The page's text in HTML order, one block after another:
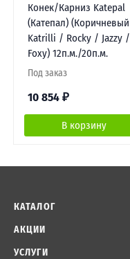
Конек/Карниз Katepal
(Катепал) (Коричневый
Katrilli / Rocky / Jazzy /
Foxy) 12п.м./20п.м.
Под заказ
10 854 ₽
В корзину
КАТАЛОГ
АКЦИИ
УСЛУГИ